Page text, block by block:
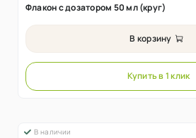
Флакон с дозатором 50 мл (круг)
В корзину
Купить в 1 клик
В наличии